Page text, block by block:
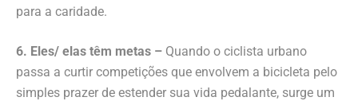
para a caridade.
6. Eles/ elas têm metas – Quando o ciclista urbano
passa a curtir competições que envolvem a bicicleta pelo
simples prazer de estender sua vida pedalante, surge um